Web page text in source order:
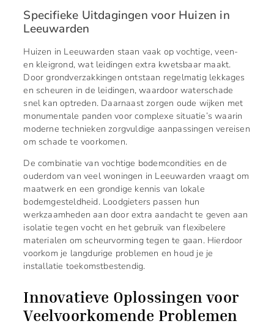
Specifieke Uitdagingen voor Huizen in
Leeuwarden
Huizen in Leeuwarden staan vaak op vochtige, veen-
en kleigrond, wat leidingen extra kwetsbaar maakt.
Door grondverzakkingen ontstaan regelmatig lekkages
en scheuren in de leidingen, waardoor waterschade
snel kan optreden. Daarnaast zorgen oude wijken met
monumentale panden voor complexe situatie’s waarin
moderne technieken zorgvuldige aanpassingen vereisen
om schade te voorkomen.
De combinatie van vochtige bodemcondities en de
ouderdom van veel woningen in Leeuwarden vraagt om
maatwerk en een grondige kennis van lokale
bodemgesteldheid. Loodgieters passen hun
werkzaamheden aan door extra aandacht te geven aan
isolatie tegen vocht en het gebruik van flexibelere
materialen om scheurvorming tegen te gaan. Hierdoor
voorkom je langdurige problemen en houd je je
installatie toekomstbestendig.
Innovatieve Oplossingen voor
Veelvoorkomende Problemen